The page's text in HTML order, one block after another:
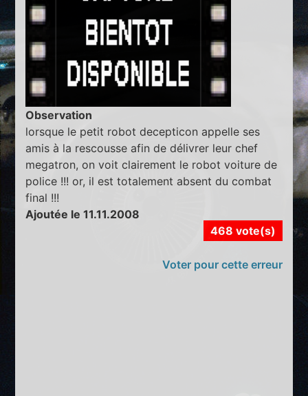
Observation
lorsque le petit robot decepticon appelle ses
amis à la rescousse afin de délivrer leur chef
megatron, on voit clairement le robot voiture de
police !!! or, il est totalement absent du combat
final !!!
Ajoutée le 11.11.2008
468 vote(s)
Voter pour cette erreur